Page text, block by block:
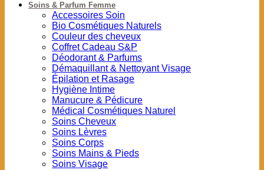
Soins & Parfum Femme
Accessoires Soin
Bio Cosmétiques Naturels
Couleur des cheveux
Coffret Cadeau S&P
Déodorant & Parfums
Démaquillant & Nettoyant Visage
Épilation et Rasage
Hygiène Intime
Manucure & Pédicure
Médical Cosmétiques Naturel
Soins Cheveux
Soins Lèvres
Soins Corps
Soins Mains & Pieds
Soins Visage